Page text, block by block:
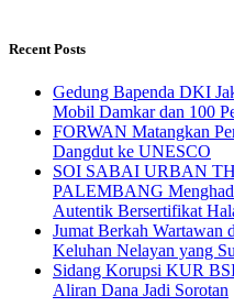
Recent Posts
Gedung Bapenda DKI
Mobil Damkar dan 100
FORWAN Matangkan
Dangdut ke UNESCO
SOI SABAI URBAN
PALEMBANG
Autentik Bersertifikat
Jumat Berkah Wartawan
Keluhan Nelayan yang
Sidang Korupsi KUR
Aliran Dana Jadi Sorotan